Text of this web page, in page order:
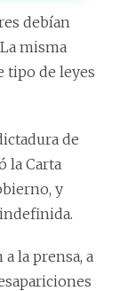
debían
misma
tipo de leyes
de
la Carta
y
la prensa, a